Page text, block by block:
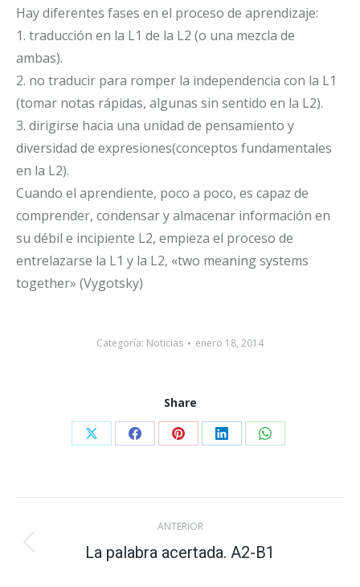
Hay diferentes fases en el proceso de aprendizaje:
1. traducción en la L1 de la L2 (o una mezcla de
ambas).
2. no traducir para romper la independencia con la L1
(tomar notas rápidas, algunas sin sentido en la L2).
3. dirigirse hacia una unidad de pensamiento y
diversidad de expresiones(conceptos fundamentales
en la L2).
Cuando el aprendiente, poco a poco, es capaz de
comprender, condensar y almacenar información en
su débil e incipiente L2, empieza el proceso de
entrelazarse la L1 y la L2, «two meaning systems
together» (Vygotsky)
Categoría: Noticias enero 18, 2014
Share
Share Share Share Share Share
Navegación
entre
ANTERIOR
Publicación
La palabra acertada. A2-B1